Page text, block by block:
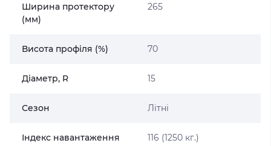
Ширина протектору
(мм)
265
Висота профіля (%) 70
Діаметр, R 15
Сезон Літні
Індекс навантаження 116 (1250 кг.)